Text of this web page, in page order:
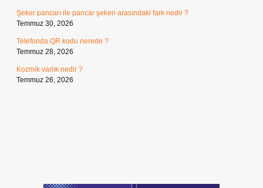
Şeker pancarı ile pancar şekeri arasındaki fark nedir ?
Temmuz 30, 2026
Telefonda QR kodu nerede ?
Temmuz 28, 2026
Kozmik varlık nedir ?
Temmuz 26, 2026